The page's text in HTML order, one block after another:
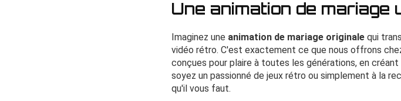
Une animation de mariage
Imaginez une animation de mariage originale qui
vidéo rétro. C'est exactement ce que nous offrons
conçues pour plaire à toutes les générations, en
soyez un passionné de jeux rétro ou simplement à la
qu'il vous faut.